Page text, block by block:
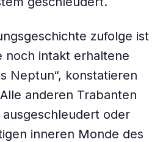
zufolge ist
noch intakt erhaltene
Neptun“, konstatieren
anderen Trabanten
oder
inneren Monde des